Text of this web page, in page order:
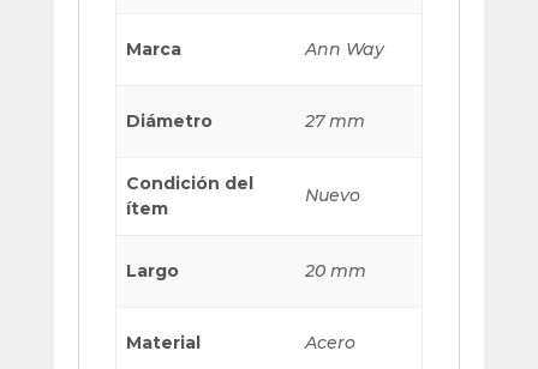
Marca Ann Way
Diámetro 27 mm
Condición del
ítem
Nuevo
Largo 20 mm
Material Acero